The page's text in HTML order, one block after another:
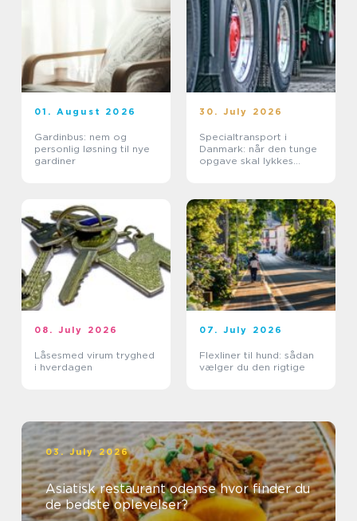
01. August 2026
Gardinbus: nem og
personlig løsning til nye
gardiner
30. July 2026
Specialtransport i
Danmark: når den tunge
opgave skal lykkes
08. July 2026
Låsesmed virum tryghed
i hverdagen
07. July 2026
Flexliner til hund: sådan
vælger du den rigtige
03. July 2026
Asiatisk restaurant odense hvor finder du
de bedste oplevelser?